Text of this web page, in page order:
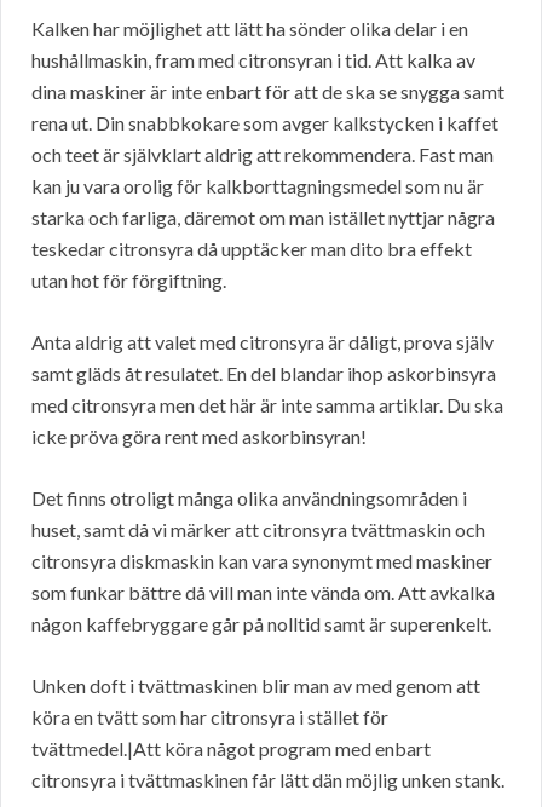
Kalken har möjlighet att lätt ha sönder olika delar i en
hushållmaskin, fram med citronsyran i tid. Att kalka av
dina maskiner är inte enbart för att de ska se snygga samt
rena ut. Din snabbkokare som avger kalkstycken i kaffet
och teet är självklart aldrig att rekommendera. Fast man
kan ju vara orolig för kalkborttagningsmedel som nu är
starka och farliga, däremot om man istället nyttjar några
teskedar citronsyra då upptäcker man dito bra effekt
utan hot för förgiftning.
Anta aldrig att valet med citronsyra är dåligt, prova själv
samt gläds åt resulatet. En del blandar ihop askorbinsyra
med citronsyra men det här är inte samma artiklar. Du ska
icke pröva göra rent med askorbinsyran!
Det finns otroligt många olika användningsområden i
huset, samt då vi märker att citronsyra tvättmaskin och
citronsyra diskmaskin kan vara synonymt med maskiner
som funkar bättre då vill man inte vända om. Att avkalka
någon kaffebryggare går på nolltid samt är superenkelt.
Unken doft i tvättmaskinen blir man av med genom att
köra en tvätt som har citronsyra i stället för
tvättmedel.|Att köra något program med enbart
citronsyra i tvättmaskinen får lätt dän möjlig unken stank.